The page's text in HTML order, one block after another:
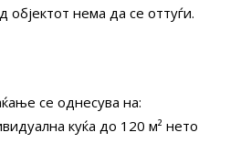
нема да се оттуѓи.
се однесува на:
куќа до 120 м² нето